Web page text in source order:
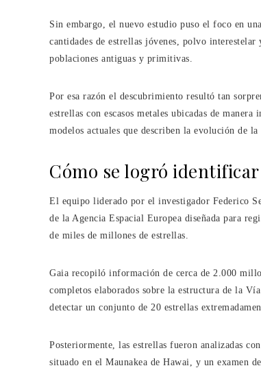
Sin embargo, el nuevo estudio puso el foco en
cantidades de estrellas jóvenes, polvo
poblaciones antiguas y primitivas.
Por esa razón el descubrimiento resultó tan
estrellas con escasos metales ubicadas de
modelos actuales que describen la evolución de
Cómo se logró
El equipo liderado por el investigador Federico
de la Agencia Espacial Europea diseñada para
de miles de millones de estrellas.
Gaia recopiló información de cerca de 2.000
completos elaborados sobre la estructura de la
detectar un conjunto de 20 estrellas
Posteriormente, las estrellas fueron analizadas
situado en el Maunakea de Hawai, y un examen